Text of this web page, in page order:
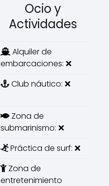
Ocio y
Actividades
Alquiler de
embarcaciones: ❌
Club náutico: ❌
Zona de
submarinismo: ❌
Práctica de surf: ❌
Zona de
entretenimiento